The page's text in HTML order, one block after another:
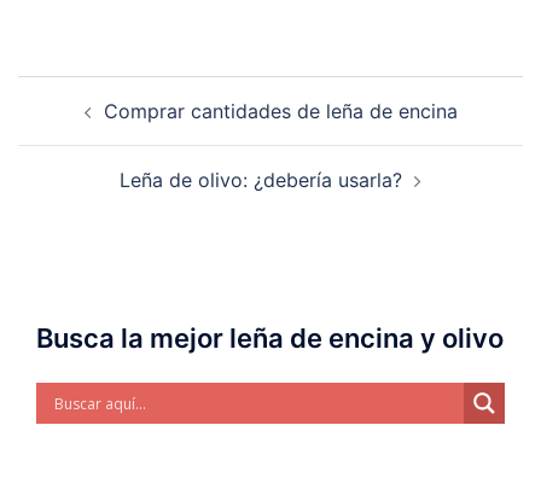
Comprar cantidades de leña de encina
Leña de olivo: ¿debería usarla?
Busca la mejor leña de encina y olivo